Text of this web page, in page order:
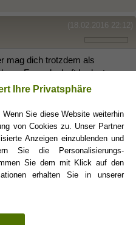
(18.02.2016 22:12)
mag dich trotzdem als
nur Freundschaft bedeuten...
ob etwas von ihn bald kommt...
ihn gut und kannst
Gesicht sehen, wenn er
(19.02.2016 18:47)
Ihre Privatsphäre
Sie diese Website weiterhin
von Cookies zu. Unser Partner
Anzeigen einzublenden und
Sie die Personalisierungs-
Sie dem mit Klick auf den
erhalten Sie in unserer